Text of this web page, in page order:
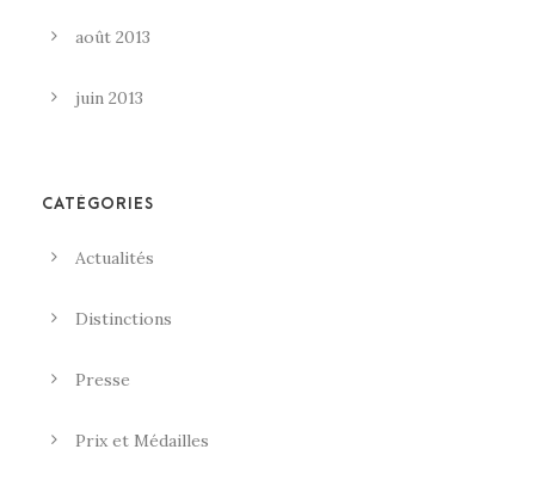
août 2013
juin 2013
CATÉGORIES
Actualités
Distinctions
Presse
Prix et Médailles